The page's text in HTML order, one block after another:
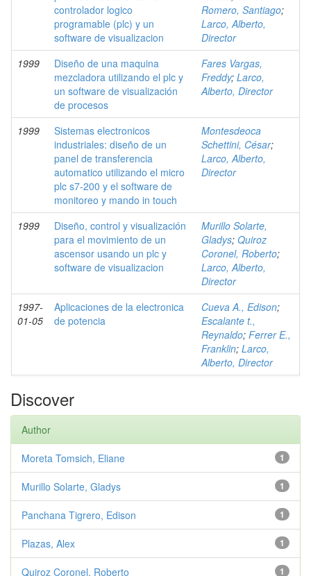
controlador logico
programable (plc) y un
software de visualizacion
Romero, Santiago;
Larco, Alberto,
Director
1999
Diseño de una maquina
mezcladora utilizando el plc y
un software de visualización
de procesos
Fares Vargas,
Freddy; Larco,
Alberto, Director
1999
Sistemas electronicos
industriales: diseño de un
panel de transferencia
automatico utilizando el micro
plc s7-200 y el software de
monitoreo y mando in touch
Montesdeoca
Schettini, César;
Larco, Alberto,
Director
1999
Diseño, control y visualización
para el movimiento de un
ascensor usando un plc y
software de visualizacion
Murillo Solarte,
Gladys; Quiroz
Coronel, Roberto;
Larco, Alberto,
Director
1997-
01-05
Aplicaciones de la electronica
de potencia
Cueva A., Edison;
Escalante t.,
Reynaldo; Ferrer E.,
Franklin; Larco,
Alberto, Director
Discover
Author
1
Moreta Tomsich, Eliane
1
Murillo Solarte, Gladys
1
Panchana Tigrero, Edison
1
Plazas, Alex
1
Quiroz Coronel, Roberto